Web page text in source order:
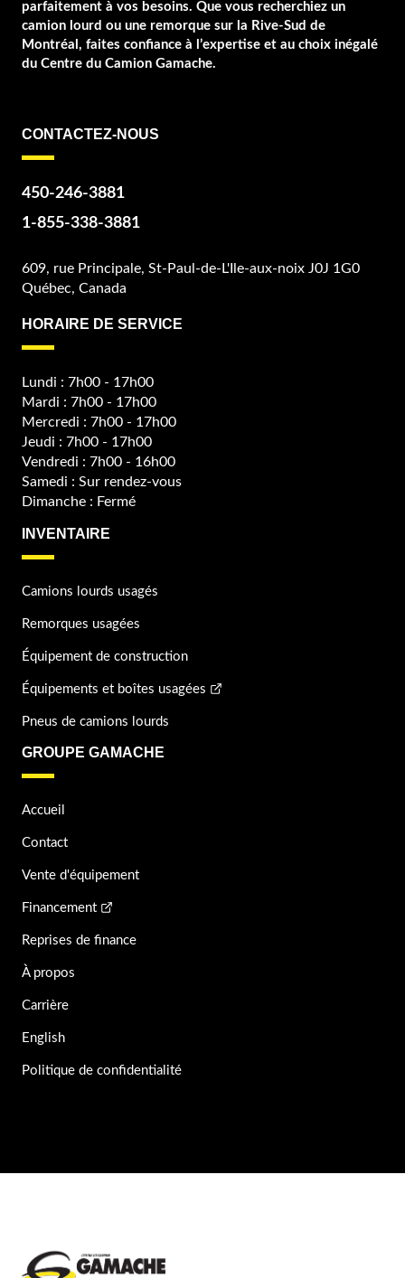
parfaitement à vos besoins. Que vous recherchiez un
camion lourd ou une remorque sur la Rive-Sud de
Montréal, faites confiance à l’expertise et au choix inégalé
du Centre du Camion Gamache.
CONTACTEZ-NOUS
450-246-3881
1-855-338-3881
609, rue Principale, St-Paul-de-L'Ile-aux-noix J0J 1G0
Québec, Canada
HORAIRE DE SERVICE
Lundi : 7h00 - 17h00
Mardi : 7h00 - 17h00
Mercredi : 7h00 - 17h00
Jeudi : 7h00 - 17h00
Vendredi : 7h00 - 16h00
Samedi : Sur rendez-vous
Dimanche : Fermé
INVENTAIRE
Camions lourds usagés
Remorques usagées
Équipement de construction
Équipements et boîtes usagées
Pneus de camions lourds
GROUPE GAMACHE
Accueil
Contact
Vente d'équipement
Financement
Reprises de finance
À propos
Carrière
English
Politique de confidentialité